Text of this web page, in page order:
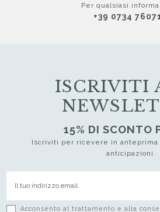
ISCRIVITI
15% DI SCONTO
Iscriviti per ricevere in
anticipazioni.
Acconsento al trattamento e alla
Per qualsiasi
+39 0734